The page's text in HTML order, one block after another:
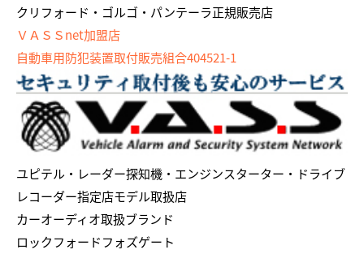
クリフォード・ゴルゴ・パンテーラ正規販売店
ＶＡＳＳnet加盟店
自動車用防犯装置取付販売組合404521-1
ユピテル・レーダー探知機・エンジンスターター・ドライブ
レコーダー指定店モデル取扱店
カーオーディオ取扱ブランド
ロックフォードフォズゲート